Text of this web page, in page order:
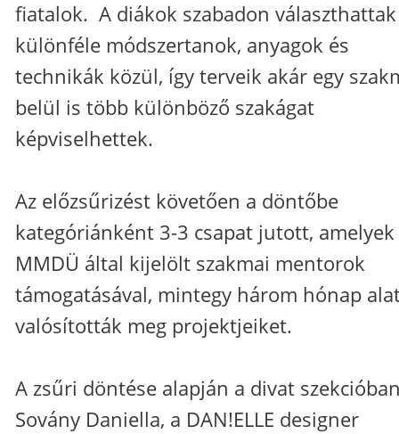
fiatalok. A diákok szabadon
különféle módszertanok, anyagok és
technikák közül, így terveik akár egy
belül is több különböző szakágat
képviselhettek.
Az előzsűrizést követően a döntőbe
kategóriánként 3-3 csapat jutott, amelyek
MMDÜ által kijelölt szakmai mentorok
támogatásával, mintegy három hónap
valósították meg projektjeiket.
A zsűri döntése alapján a divat
Sovány Daniella, a DAN!ELLE designer